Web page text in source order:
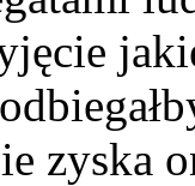
zyska